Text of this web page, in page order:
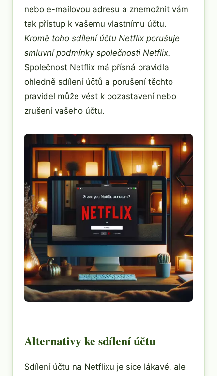
nebo e-mailovou adresu a znemožnit vám
tak přístup k vašemu vlastnímu účtu.
Kromě toho sdílení účtu Netflix porušuje
smluvní podmínky společnosti Netflix.
Společnost Netflix má přísná pravidla
ohledně sdílení účtů a porušení těchto
pravidel může vést k pozastavení nebo
zrušení vašeho účtu.
Alternativy ke sdílení účtu
Sdílení účtu na Netflixu je sice lákavé, ale